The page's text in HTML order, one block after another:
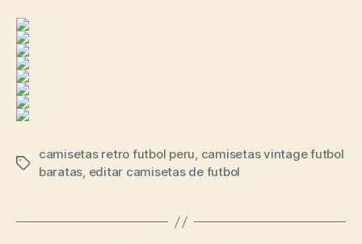
Etiquetas
camisetas retro futbol peru, camisetas vintage futbol
baratas, editar camisetas de futbol